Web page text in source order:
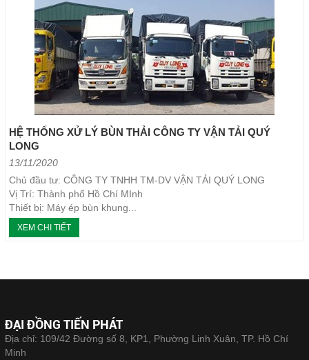
HỆ THỐNG XỬ LÝ BÙN THẢI CÔNG TY VẬN TẢI QUÝ
LONG
13/11/2020
Chủ đầu tư: CÔNG TY TNHH TM-DV VẬN TẢI QUÝ LONG
Vị Trí: Thành phố Hồ Chí MInh
Thiết bị: Máy ép bùn khung...
XEM CHI TIẾT
ĐẠI ĐỒNG TIẾN PHÁT
Địa chỉ: 109/42 Đường số 8, KP1, Phường Linh Xuân, TP. Hồ Chí
Minh